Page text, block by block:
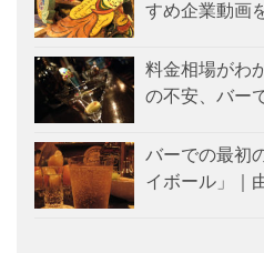
すめ企業動画
料金相場がわ
の不安、バー
バーでの最初
イボール」｜